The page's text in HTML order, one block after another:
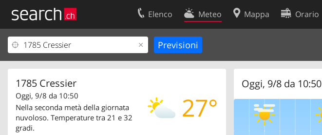
Elenco Meteo Mappa Orario
1785 Cressier
27°
Oggi, 9/8 da 10:50
Nella seconda metà della giornata
nuvoloso. Temperature tra 21 e 32
gradi.
Oggi, 9/8 da 10:50
Il vostro profolio
Area clienti
Contatti
Condizioni d’uso